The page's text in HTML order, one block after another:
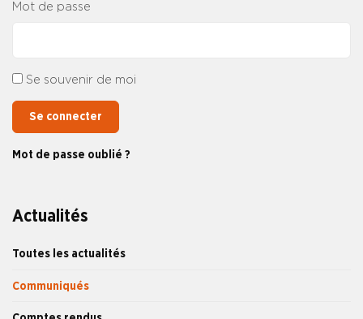
Actualités
Toutes les actualités
Communiqués
Mot de passe
Se souvenir de moi
Se connecter
Mot de passe oublié ?